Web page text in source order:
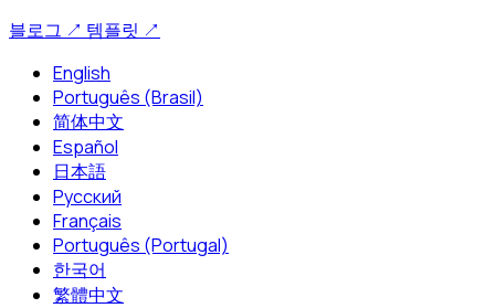
블로그 ↗ 템플릿 ↗
English
Português (Brasil)
简体中文
Español
日本語
Русский
Français
Português (Portugal)
한국어
繁體中文